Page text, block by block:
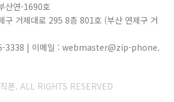
산연-1690호
구 거제대로 295 8층 801호 (부산 연제구 거
3338 | 이메일 : webmaster@zip-phone.
폰. ALL RIGHTS RESERVED